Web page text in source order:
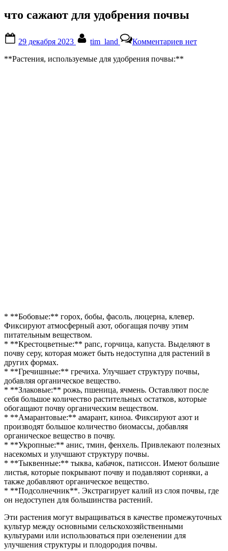
что сажают для удобрения почвы
on
29 декабря 2023 tim_land Комментариевзаписи
нет
**Растения, используемые для удобрения почвы:**
* **Бобовые:** горох, бобы, фасоль, люцерна, клевер.
Фиксируют атмосферный азот, обогащая почву этим
питательным веществом.
* **Крестоцветные:** рапс, горчица, капуста. Выделяют в
почву серу, которая может быть недоступна для растений в
других формах.
* **Гречишные:** гречиха. Улучшает структуру почвы,
добавляя органическое вещество.
* **Злаковые:** рожь, пшеница, ячмень. Оставляют после
себя большое количество растительных остатков, которые
обогащают почву органическим веществом.
* **Амарантовые:** амарант, киноа. Фиксируют азот и
производят большое количество биомассы, добавляя
органическое вещество в почву.
* **Укропные:** анис, тмин, фенхель. Привлекают полезных
насекомых и улучшают структуру почвы.
* **Тыквенные:** тыква, кабачок, патиссон. Имеют большие
листья, которые покрывают почву и подавляют сорняки, а
также добавляют органическое вещество.
* **Подсолнечник**. Экстрагирует калий из слоя почвы, где
он недоступен для большинства растений.
Эти растения могут выращиваться в качестве промежуточных
культур между основными сельскохозяйственными
культурами или использоваться при озеленении для
улучшения структуры и плодородия почвы.